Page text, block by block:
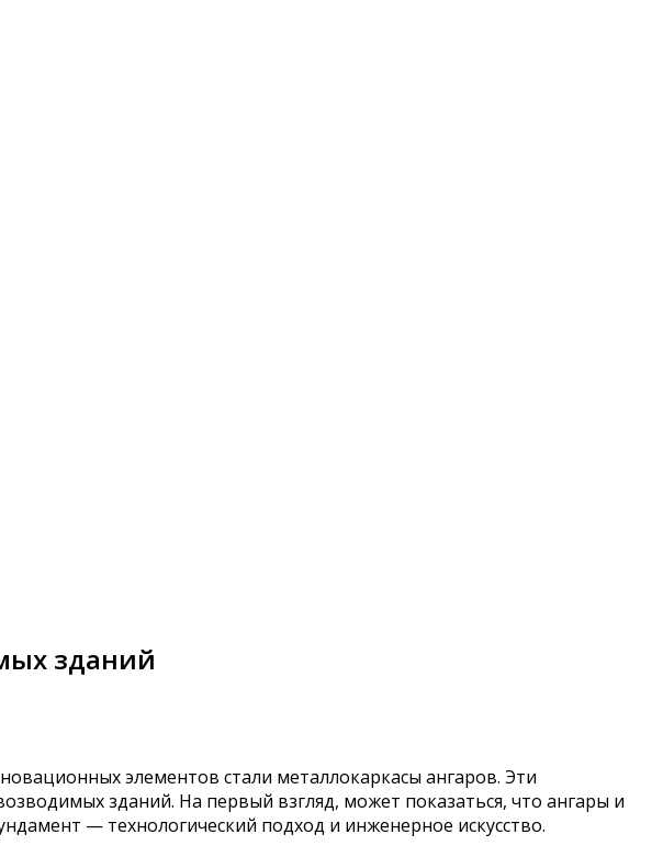
зданий
элементов стали металлокаркасы ангаров. Эти
зданий. На первый взгляд, может показаться, что ангары и
— технологический подход и инженерное искусство.